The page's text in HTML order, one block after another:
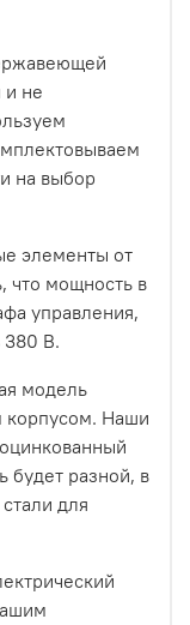
и не
на выбор
элементы от
что мощность в
управления,
380 В.
модель
корпусом. Наши
будет разной, в
для